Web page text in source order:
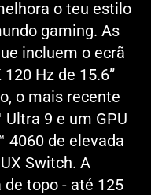
o teu estilo
gaming. As
incluem o ecrã
120 Hz de 15.6”
o mais recente
9 e um GPU
4060 de elevada
Switch. A
topo - até 125